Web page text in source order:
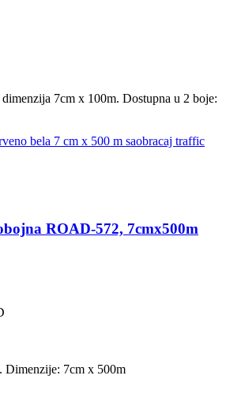
7cm x 100m. Dostupna u 2 boje:
ROAD-572, 7cmx500m
Dimenzije: 7cm x 500m